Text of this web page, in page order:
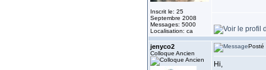
Inscrit le: 25
Septembre 2008
Messages: 5000
Localisation: ca
jenyco2
Colloque Ancien
Posté
Hi,